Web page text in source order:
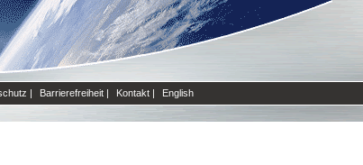
| Barrierefreiheit | Kontakt | English